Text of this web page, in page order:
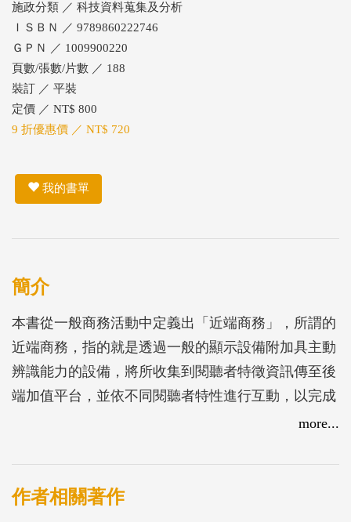
施政分類 ／ 科技資料蒐集及分析
ＩＳＢＮ ／ 9789860222746
ＧＰＮ ／ 1009900220
頁數/張數/片數 ／ 188
裝訂 ／ 平裝
定價 ／ NT$ 800
9 折優惠價 ／ NT$ 720
我的書單
簡介
本書從一般商務活動中定義出「近端商務」，所謂的
近端商務，指的就是透過一般的顯示設備附加具主動
辨識能力的設備，將所收集到閱聽者特徵資訊傳至後
端加值平台，並依不同閱聽者特性進行互動，以完成
包括行銷、調查與銷售等多項商務活動為主的服務。
more...
作者相關著作